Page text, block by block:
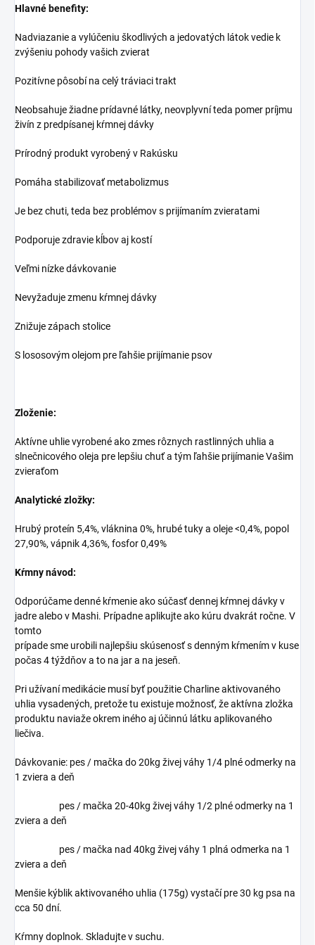
Hlavné benefity:
Nadviazanie a vylúčeniu škodlivých a jedovatých látok vedie k
zvýšeniu pohody vašich zvierat
Pozitívne pôsobí na celý tráviaci trakt
Neobsahuje žiadne prídavné látky, neovplyvní teda pomer príjmu
živín z predpísanej kŕmnej dávky
Prírodný produkt vyrobený v Rakúsku
Pomáha stabilizovať metabolizmus
Je bez chuti, teda bez problémov s prijímaním zvieratami
Podporuje zdravie kĺbov aj kostí
Veľmi nízke dávkovanie
Nevyžaduje zmenu kŕmnej dávky
Znižuje zápach stolice
S lososovým olejom pre ľahšie prijímanie psov
Zloženie:
Aktívne uhlie vyrobené ako zmes rôznych rastlinných uhlia a
slnečnicového oleja pre lepšiu chuť a tým ľahšie prijímanie Vašim
zvieraťom
Analytické zložky:
Hrubý proteín 5,4%, vláknina 0%, hrubé tuky a oleje <0,4%, popol
27,90%, vápnik 4,36%, fosfor 0,49%
Kŕmny návod:
Odporúčame denné kŕmenie ako súčasť dennej kŕmnej dávky v
jadre alebo v Mashi. Prípadne aplikujte ako kúru dvakrát ročne. V
tomto
prípade sme urobili najlepšiu skúsenosť s denným kŕmením v kuse
počas 4 týždňov a to na jar a na jeseň.
Pri užívaní medikácie musí byť použitie Charline aktivovaného
uhlia vysadených, pretože tu existuje možnosť, že aktívna zložka
produktu naviaže okrem iného aj účinnú látku aplikovaného
liečiva.
Dávkovanie: pes / mačka do 20kg živej váhy 1/4 plné odmerky na
1 zviera a deň
pes / mačka 20-40kg živej váhy 1/2 plné odmerky na 1
zviera a deň
pes / mačka nad 40kg živej váhy 1 plná odmerka na 1
zviera a deň
Menšie kýblik aktivovaného uhlia (175g) vystačí pre 30 kg psa na
cca 50 dní.
Kŕmny doplnok. Skladujte v suchu.